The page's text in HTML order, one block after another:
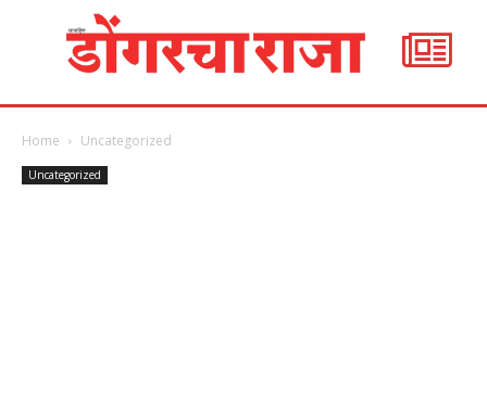
Home Uncategorized
Uncategorized